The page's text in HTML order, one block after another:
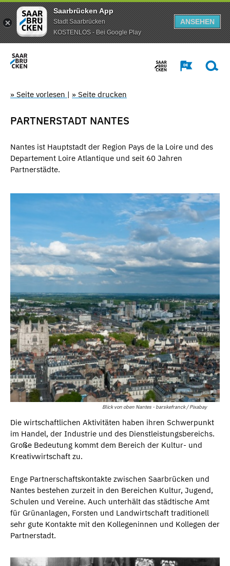
Saarbrücken App
Stadt Saarbrücken
KOSTENLOS - Bei Google Play
ANSEHEN
» Seite vorlesen | » Seite drucken
PARTNERSTADT NANTES
Nantes ist Hauptstadt der Region Pays de la Loire und des
Departement Loire Atlantique und seit 60 Jahren
Partnerstädte.
Blick von oben Nantes - barskefranck / Pixabay
Die wirtschaftlichen Aktivitäten haben ihren Schwerpunkt
im Handel, der Industrie und des Dienstleistungsbereichs.
Große Bedeutung kommt dem Bereich der Kultur- und
Kreativwirtschaft zu.
Enge Partnerschaftskontakte zwischen Saarbrücken und
Nantes bestehen zurzeit in den Bereichen Kultur, Jugend,
Schulen und Vereine. Auch unterhält das städtische Amt
für Grünanlagen, Forsten und Landwirtschaft traditionell
sehr gute Kontakte mit den Kollegeninnen und Kollegen der
Partnerstadt.